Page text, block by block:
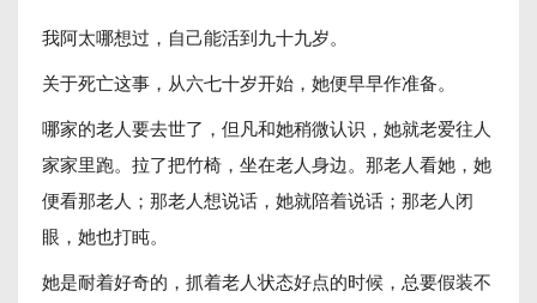
我阿太哪想过，自己能活到九十九岁。
关于死亡这事，从六七十岁开始，她便早早作准备。
哪家的老人要去世了，但凡和她稍微认识，她就老爱往人
家家里跑。拉了把竹椅，坐在老人身边。那老人看她，她
便看那老人；那老人想说话，她就陪着说话；那老人闭
眼，她也打盹。
她是耐着好奇的，抓着老人状态好点的时候，总要假装不